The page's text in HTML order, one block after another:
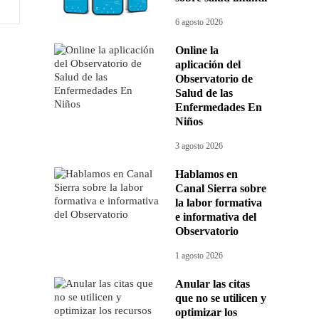
6 agosto 2026
Online la
aplicación del
Observatorio de
Salud de las
Enfermedades En
Niños
3 agosto 2026
Hablamos en
Canal Sierra sobre
la labor formativa
e informativa del
Observatorio
1 agosto 2026
Anular las citas
que no se utilicen y
optimizar los